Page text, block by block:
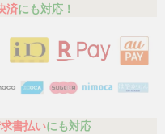
済にも対応！
書払いにも対応